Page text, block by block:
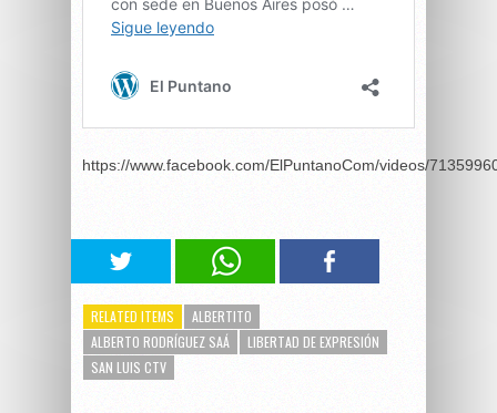
https://www.facebook.com/ElPuntanoCom/videos/
RELATED ITEMS
ALBERTITO
ALBERTO RODRÍGUEZ SAÁ
LIBERTAD DE EXPRESIÓN
SAN LUIS CTV